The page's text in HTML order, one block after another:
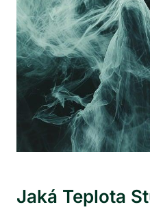
Jaká Teplota